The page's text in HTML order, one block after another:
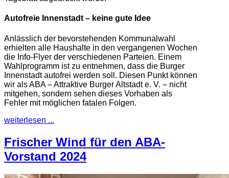
Autofreie Innenstadt – keine gute Idee
Anlässlich der bevorstehenden Kommunalwahl
erhielten alle Haushalte in den vergangenen Wochen
die Info-Flyer der verschiedenen Parteien. Einem
Wahlprogramm ist zu entnehmen, dass die Burger
Innenstadt autofrei werden soll. Diesen Punkt können
wir als ABA – Attraktive Burger Altstadt e. V. – nicht
mitgehen, sondern sehen dieses Vorhaben als
Fehler mit möglichen fatalen Folgen.
weiterlesen ...
Frischer Wind für den ABA-
Vorstand 2024